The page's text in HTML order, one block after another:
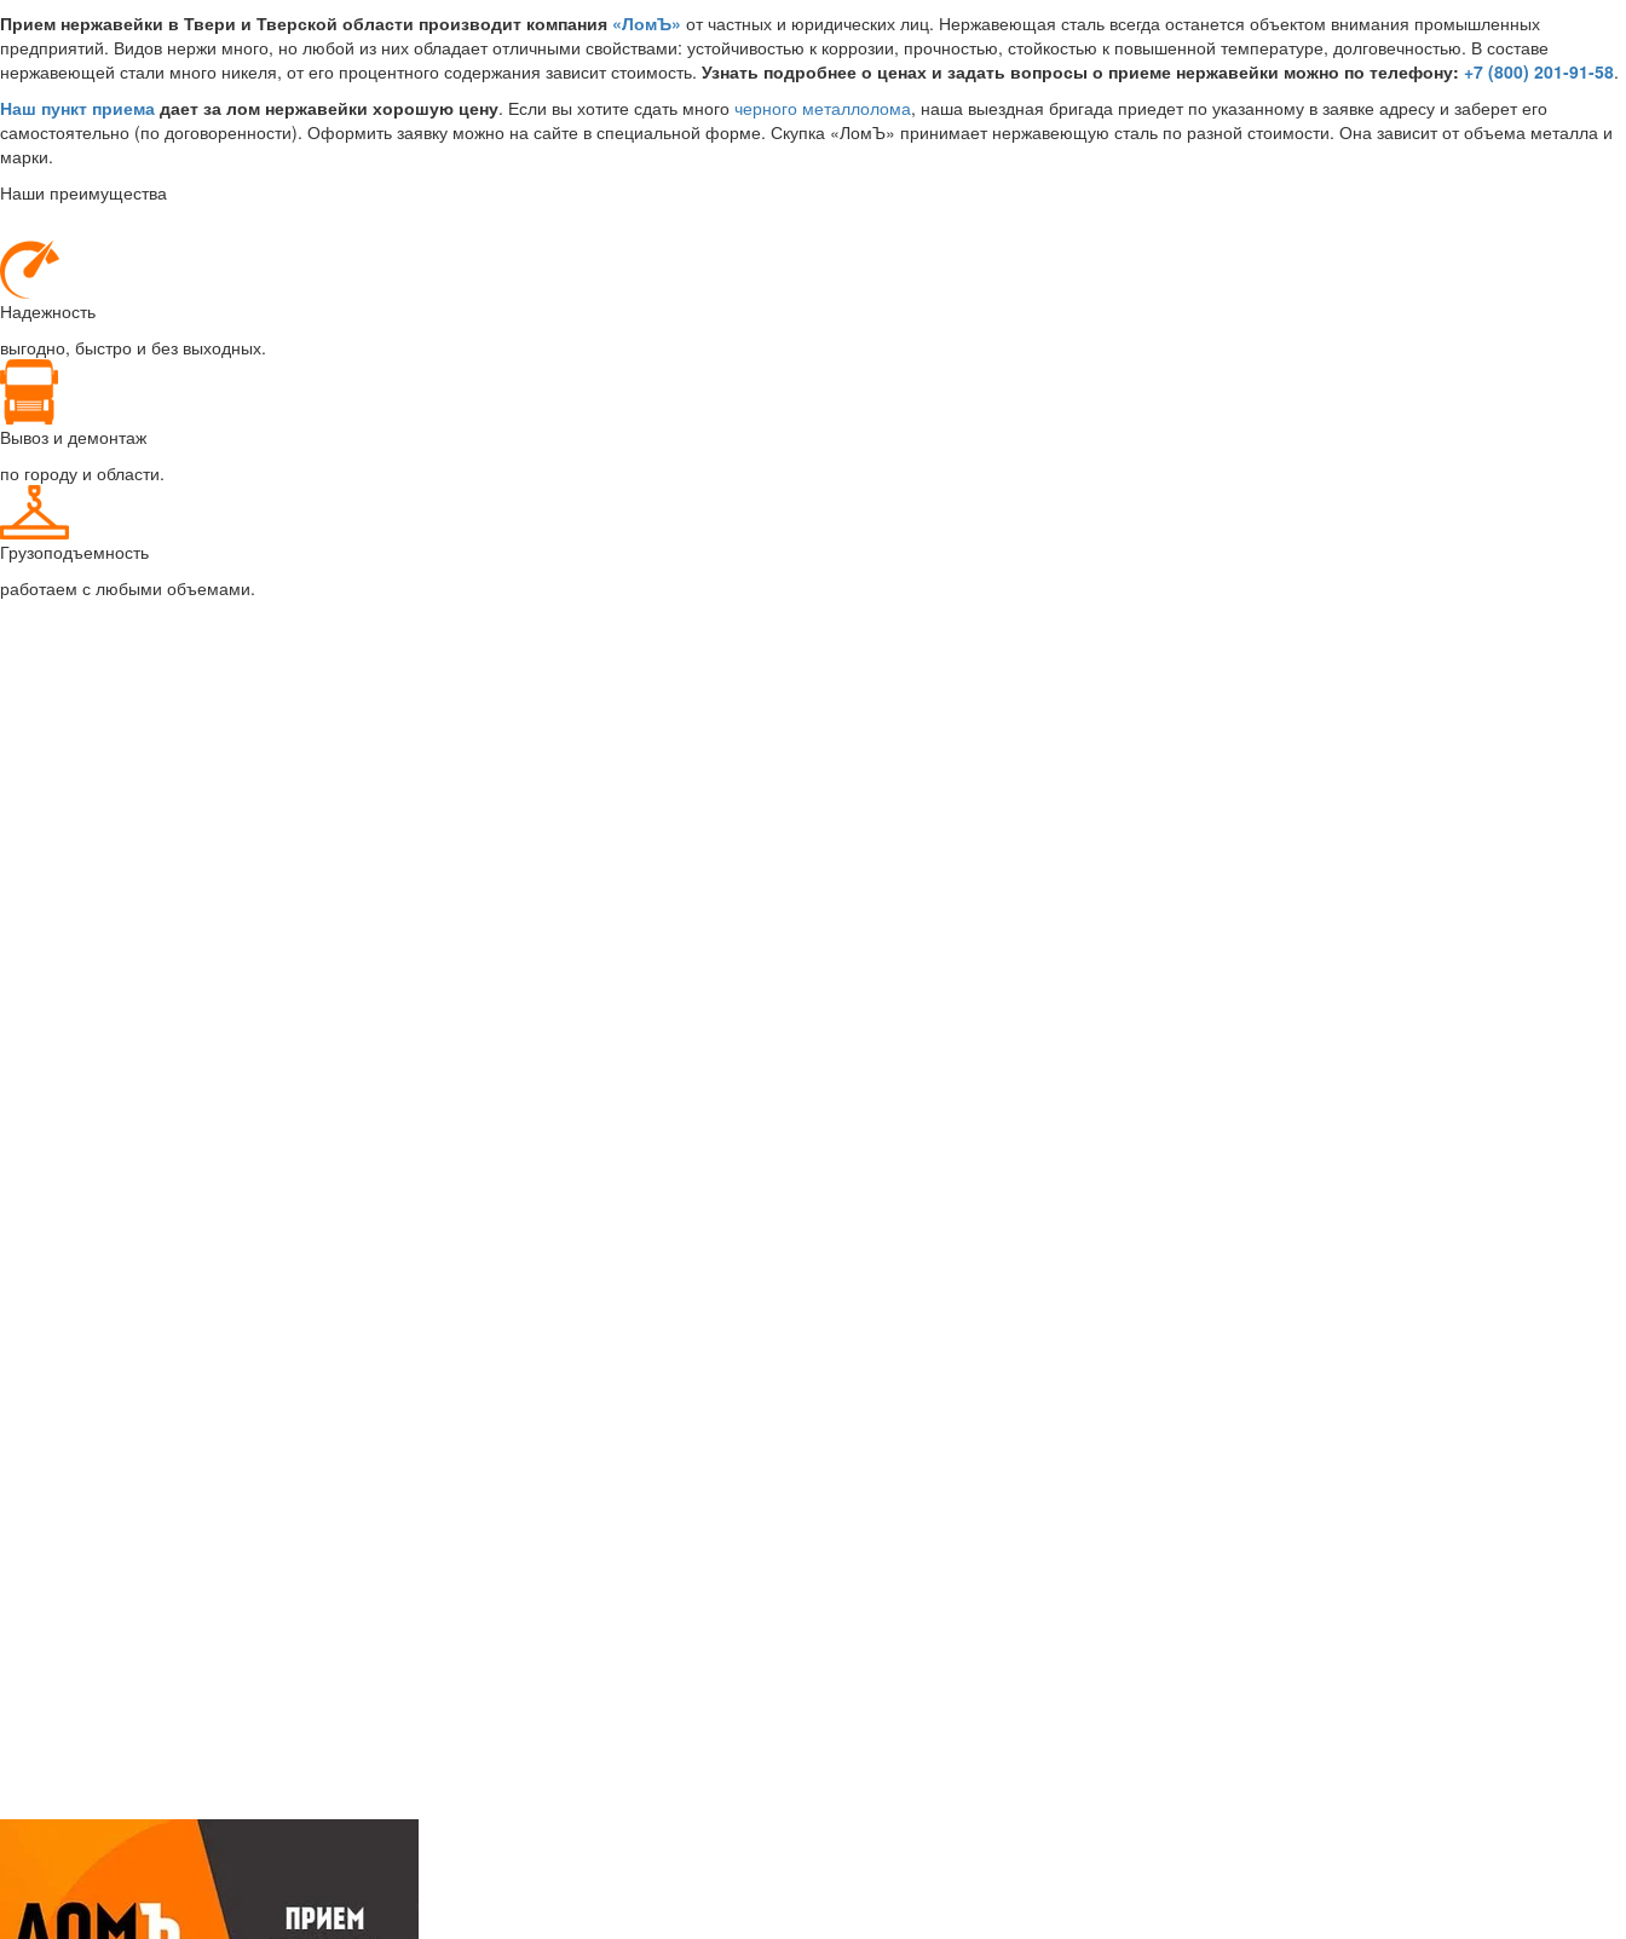
Прием нержавейки в Твери и Тверской области производит компания «ЛомЪ» от частных и юридических лиц. Нержавеющая сталь всегда останется объектом внимания промышленных
предприятий. Видов нержи много, но любой из них обладает отличными свойствами: устойчивостью к коррозии, прочностью, стойкостью к повышенной температуре, долговечностью. В составе
нержавеющей стали много никеля, от его процентного содержания зависит стоимость. Узнать подробнее о ценах и задать вопросы о приеме нержавейки можно по телефону: +7 (800) 201-91-58.
Наш пункт приема дает за лом нержавейки хорошую цену. Если вы хотите сдать много черного металлолома, наша выездная бригада приедет по указанному в заявке адресу и заберет его
самостоятельно (по договоренности). Оформить заявку можно на сайте в специальной форме. Скупка «ЛомЪ» принимает нержавеющую сталь по разной стоимости. Она зависит от объема металла и
марки.
Наши преимущества
Надежность
выгодно, быстро и без выходных.
Вывоз и демонтаж
по городу и области.
Грузоподъемность
работаем с любыми объемами.